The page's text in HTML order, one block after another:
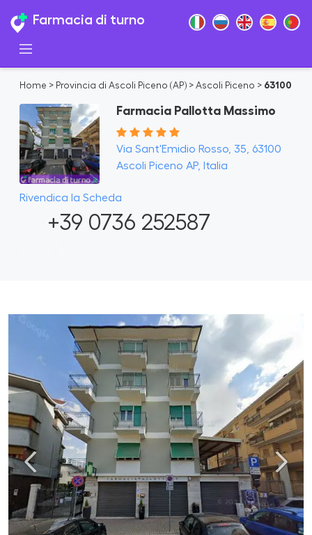
Farmacia di turno
Home > Provincia di Ascoli Piceno (AP) > Ascoli Piceno > 63100
Farmacia Pallotta Massimo
Via Sant'Emidio Rosso, 35, 63100
Ascoli Piceno AP, Italia
Rivendica la Scheda
+39 0736 252587